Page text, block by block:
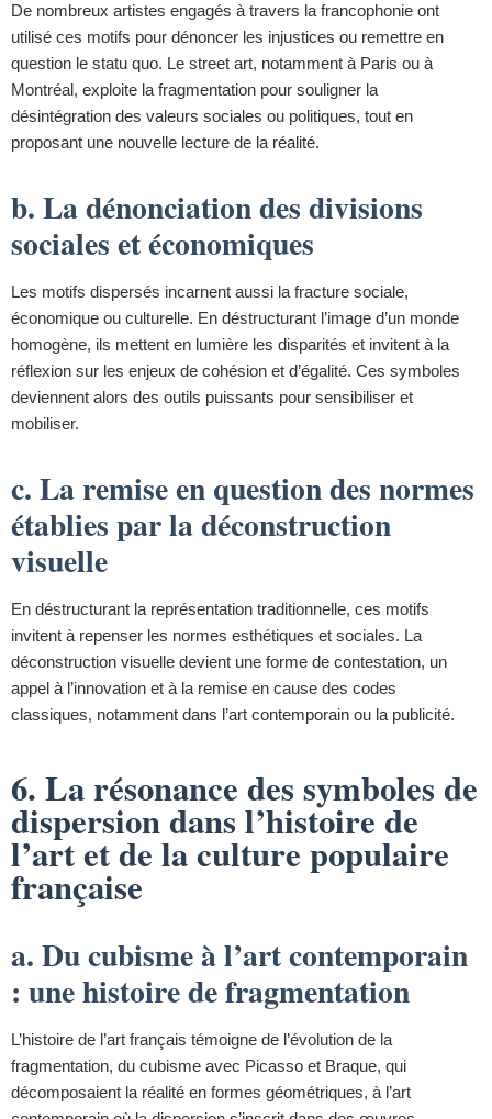
De nombreux artistes engagés à travers la francophonie ont
utilisé ces motifs pour dénoncer les injustices ou remettre en
question le statu quo. Le street art, notamment à Paris ou à
Montréal, exploite la fragmentation pour souligner la
désintégration des valeurs sociales ou politiques, tout en
proposant une nouvelle lecture de la réalité.
b. La dénonciation des divisions
sociales et économiques
Les motifs dispersés incarnent aussi la fracture sociale,
économique ou culturelle. En déstructurant l’image d’un monde
homogène, ils mettent en lumière les disparités et invitent à la
réflexion sur les enjeux de cohésion et d’égalité. Ces symboles
deviennent alors des outils puissants pour sensibiliser et
mobiliser.
c. La remise en question des normes
établies par la déconstruction
visuelle
En déstructurant la représentation traditionnelle, ces motifs
invitent à repenser les normes esthétiques et sociales. La
déconstruction visuelle devient une forme de contestation, un
appel à l’innovation et à la remise en cause des codes
classiques, notamment dans l’art contemporain ou la publicité.
6. La résonance des symboles de
dispersion dans l’histoire de
l’art et de la culture populaire
française
a. Du cubisme à l’art contemporain
: une histoire de fragmentation
L’histoire de l’art français témoigne de l’évolution de la
fragmentation, du cubisme avec Picasso et Braque, qui
décomposaient la réalité en formes géométriques, à l’art